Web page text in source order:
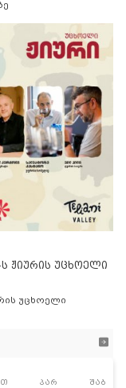
ს ჟიურის უცხოელი
უცხოელი
პარ შაბ